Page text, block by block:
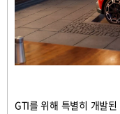
GTI를 위해 특별히 개발된